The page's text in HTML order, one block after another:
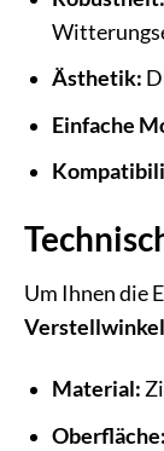
Ästhetik:
Einfache
Um Ihnen die
Material:
Oberfläche: